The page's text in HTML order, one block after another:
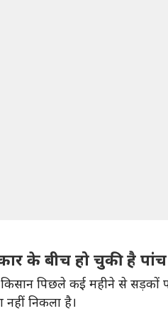
के बीच हो चुकी है
पिछले कई महीने से सड़कों
नहीं निकला है।